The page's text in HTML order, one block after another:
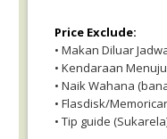
Price Exclude:
• Makan Diluar
• Kendaraan
• Naik Wahana
• Flasdisk/
• Tip guide